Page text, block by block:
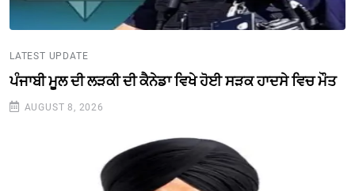
LATEST UPDATE
ਪੰਜਾਬੀ ਮੂਲ ਦੀ ਲੜਕੀ ਦੀ ਕੈਨੇਡਾ ਵਿਖੇ ਹੋਈ ਸੜਕ ਹਾਦਸੇ ਵਿਚ ਮੌਤ
AUGUST 8, 2026